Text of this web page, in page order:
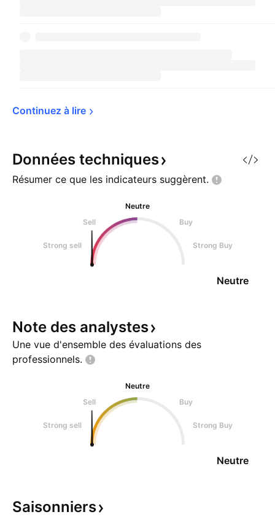
Continuez à lire
Données techniques
Résumer ce que les indicateurs suggèrent.
Neutre
Sell
Buy
Strong sell Strong Buy
Neutre
Note des analystes
Une vue d'ensemble des évaluations des
professionnels.
Neutre
Sell
Buy
Strong sell Strong Buy
Neutre
Saisonniers